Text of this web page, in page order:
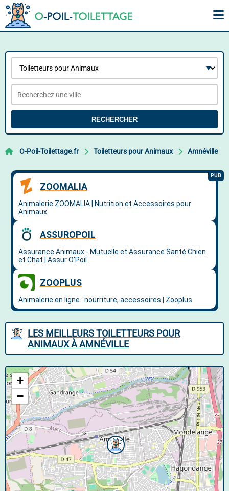
RECHERCHER
O-Poil-Toilettage.fr Toiletteurs pour Animaux Amnéville
LES MEILLEURS TOILETTEURS POUR
ANIMAUX À AMNÉVILLE
+
−